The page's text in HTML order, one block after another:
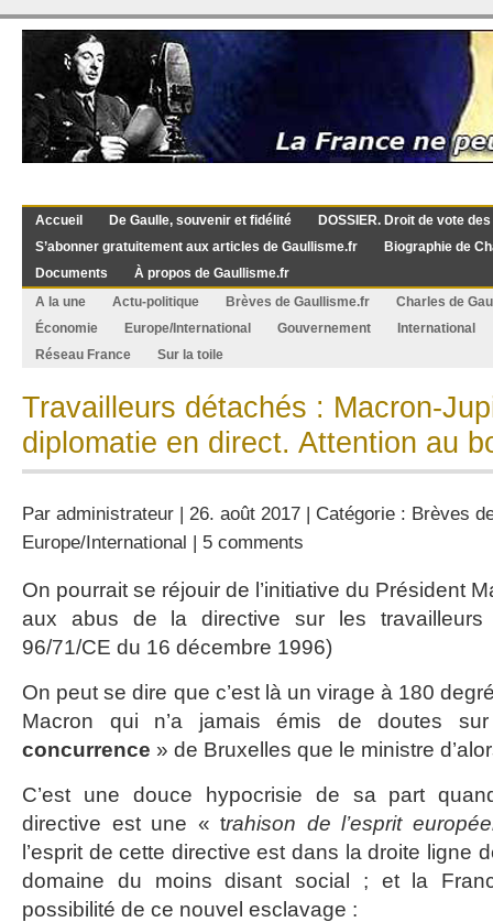
Accueil De Gaulle, souvenir et fidélité
DOSSIER. Droit de vote
S’abonner gratuitement aux articles de Gaullisme.fr
Biographie de
Documents
À propos de Gaullisme.fr
A la une
Actu-politique Brèves de Gaullisme.fr
Charles de
Économie
Europe/International Gouvernement
International
Réseau France
Sur la toile
Travailleurs détachés : Macron-
diplomatie en direct. Attention au
Par administrateur | 26. août 2017 | Catégorie : Brèves
Europe/International | 5 comments
On pourrait se réjouir de l’initiative du Président
aux abus de la directive sur les travailleurs
96/71/CE du 16 décembre 1996)
On peut se dire que c’est là un virage à 180
Macron qui n’a jamais émis de doutes
concurrence » de Bruxelles que le ministre
C’est une douce hypocrisie de sa part
directive est une « trahison de l’esprit
l’esprit de cette directive est dans la droite ligne
domaine du moins disant social ; et la
possibilité de ce nouvel esclavage :